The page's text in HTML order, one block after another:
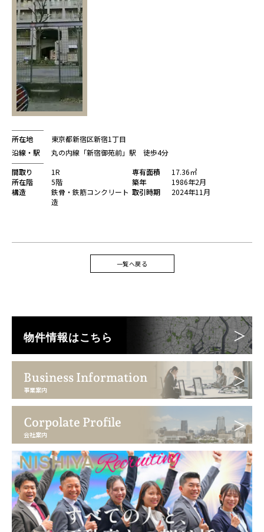
所在地
東京都新宿区新宿1丁目
沿線・駅
丸の内線「新宿御苑前」駅 徒歩4分
間取り
1R 専有面積
17.36㎡
所在階
5階 築年
1986年2月
構造
鉄骨・鉄筋コンクリート
造
取引時期 2024年11月
一覧へ戻る
物件情報はこちら
Business Information
事業案内
Corpolate Profile
会社案内